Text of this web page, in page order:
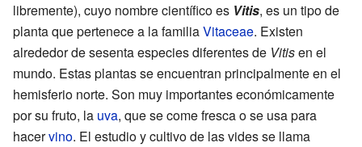
libremente), cuyo nombre científico es Vitis, es un tipo de
planta que pertenece a la familiaVitaceae. Existen
alrededor de sesenta especies diferentes de Vitisen el
mundo. Estas plantas se encuentran principalmente en el
hemisferio norte. Son muy importantes económicamente
por su fruto, la uva, que se come fresca o se usa para
hacervino. El estudio y cultivo de las vides se llama